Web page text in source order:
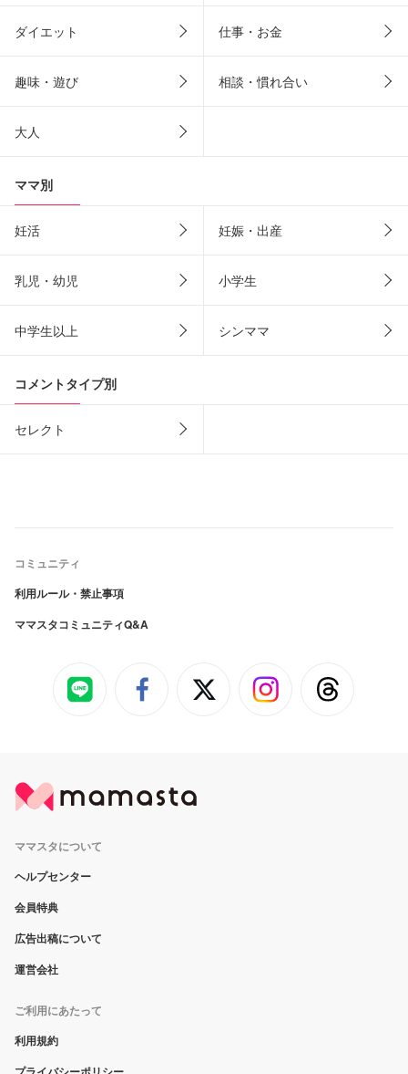
ダイエット 仕事・お金
趣味・遊び 相談・慣れ合い
大人
ママ別
妊活 妊娠・出産
乳児・幼児 小学生
中学生以上 シンママ
コメントタイプ別
セレクト
コミュニティ
利用ルール・禁止事項
ママスタコミュニティQ&A
ママスタについて
ヘルプセンター
会員特典
広告出稿について
運営会社
ご利用にあたって
利用規約